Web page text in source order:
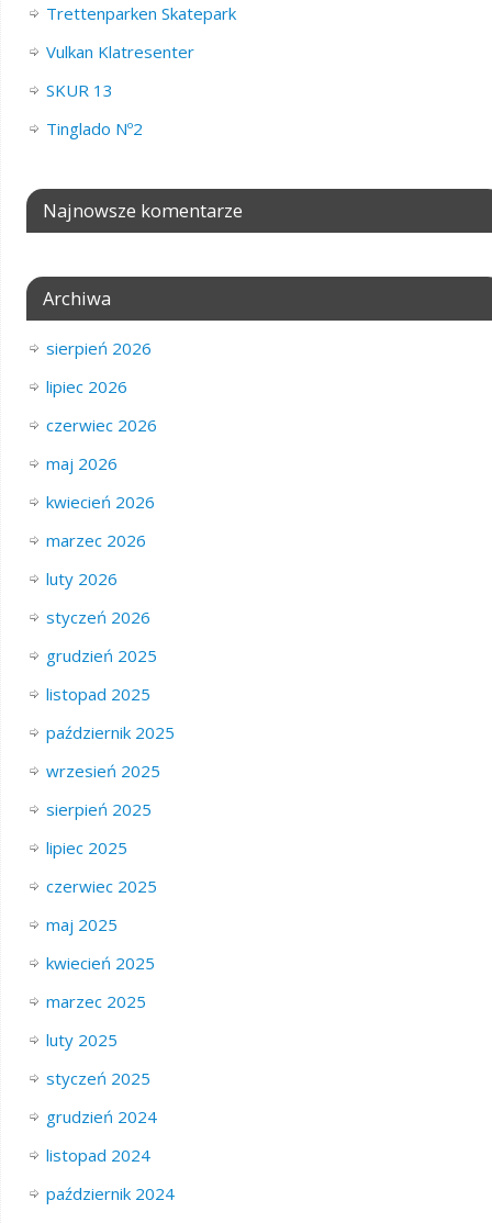
Trettenparken Skatepark
Vulkan Klatresenter
SKUR 13
Tinglado Nº2
Najnowsze komentarze
Archiwa
sierpień 2026
lipiec 2026
czerwiec 2026
maj 2026
kwiecień 2026
marzec 2026
luty 2026
styczeń 2026
grudzień 2025
listopad 2025
październik 2025
wrzesień 2025
sierpień 2025
lipiec 2025
czerwiec 2025
maj 2025
kwiecień 2025
marzec 2025
luty 2025
styczeń 2025
grudzień 2024
listopad 2024
październik 2024